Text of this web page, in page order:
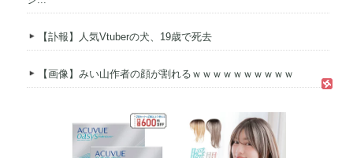
【訃報】人気Vtuberの犬、19歳で死去
【画像】みい山作者の顔が割れるｗｗｗｗｗｗｗｗｗｗ